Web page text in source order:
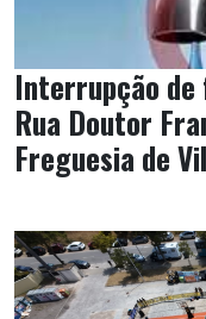
Interrupção
Rua Doutor
Freguesia de